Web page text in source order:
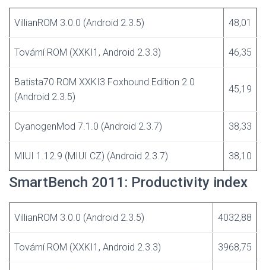
VillianROM 3.0.0 (Android 2.3.5) 48,01
Tovární ROM (XXKI1, Android 2.3.3) 46,35
Batista70 ROM XXKI3 Foxhound Edition 2.0
(Android 2.3.5)
45,19
CyanogenMod 7.1.0 (Android 2.3.7) 38,33
MIUI 1.12.9 (MIUI CZ) (Android 2.3.7) 38,10
SmartBench 2011: Productivity index
VillianROM 3.0.0 (Android 2.3.5) 4032,88
Tovární ROM (XXKI1, Android 2.3.3) 3968,75